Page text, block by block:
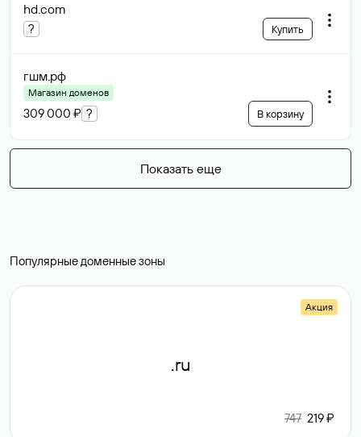
hd.com
? Купить
гшм.рф
Магазин доменов
309 000 ₽ ? В корзину
Показать еще
Популярные доменные зоны
Акция
.ru
747 219 ₽